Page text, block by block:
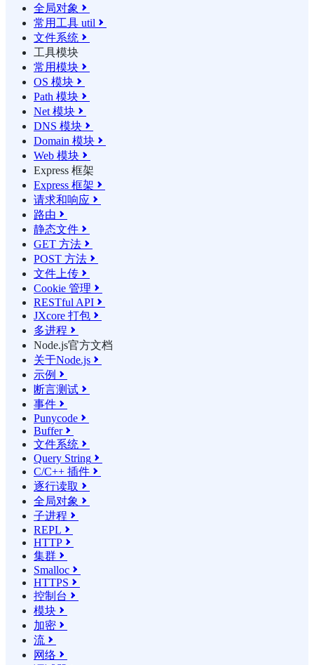
全局对象 
常用工具 util 
文件系统 
工具模块
常用模块 
OS 模块 
Path 模块 
Net 模块 
DNS 模块 
Domain 模块 
Web 模块 
Express 框架
Express 框架 
请求和响应 
路由 
静态文件 
GET 方法 
POST 方法 
文件上传 
Cookie 管理 
RESTful API 
JXcore 打包 
多进程 
Node.js官方文档
关于Node.js 
示例 
断言测试 
事件 
Punycode 
Buffer
文件系统 
Query String 
C/C++ 插件 
逐行读取 
全局对象 
子进程 
REPL 
HTTP 
集群 
Smalloc 
HTTPS 
控制台 
模块 
加密 
流 
网络 